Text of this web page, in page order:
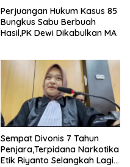
Perjuangan Hukum Kasus 85
Bungkus Sabu Berbuah
Hasil,PK Dewi Dikabulkan MA
Sempat Divonis 7 Tahun
Penjara,Terpidana Narkotika
Etik Riyanto Selangkah Lagi